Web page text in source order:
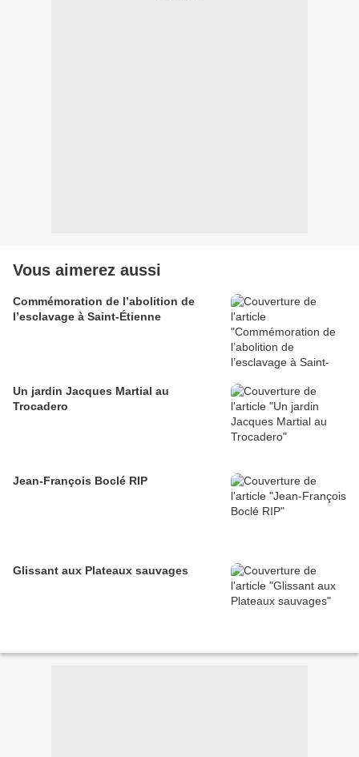
Vous aimerez aussi
Commémoration de l’abolition de
l’esclavage à Saint-Étienne
Un jardin Jacques Martial au
Trocadero
Jean-François Boclé RIP
Glissant aux Plateaux sauvages